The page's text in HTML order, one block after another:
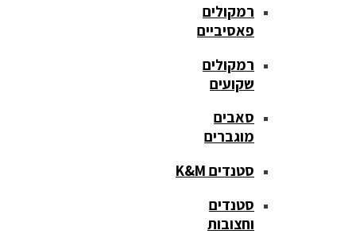
רמקולים
פאסיביים
רמקולים
שקועים
סאבים
מוגברים
סטנדים K&M
סטנדים
וחצובות